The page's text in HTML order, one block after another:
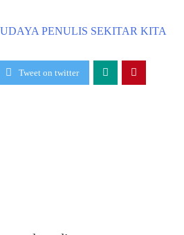
PENULIS SEKITAR KITA
Tweet on twitter